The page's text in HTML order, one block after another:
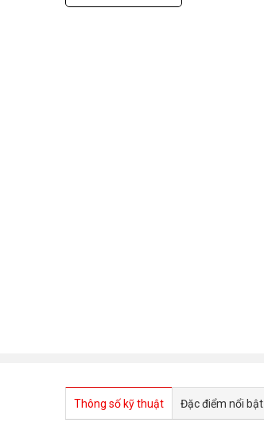
Thông số kỹ thuật Đặc điểm nổi bật